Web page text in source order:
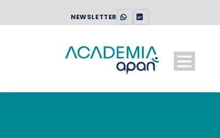
NEWSLETTER